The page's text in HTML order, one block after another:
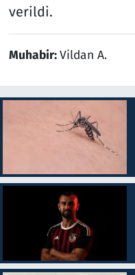
verildi.
Muhabir:Vildan A.